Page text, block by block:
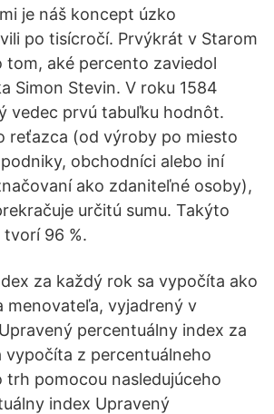
je náš koncept úzko
po tisícročí. Prvýkrát v Starom
tom, aké percento zaviedol
Simon Stevin. V roku 1584
vedec prvú tabuľku hodnôt.
reťazca (od výroby po miesto
obchodníci alebo iní
ako zdaniteľné osoby),
určitú sumu. Takýto
tvorí 96 %.
za každý rok sa vypočíta ako
menovateľa, vyjadrený v
percentuálny index za
vypočíta z percentuálneho
trh pomocou nasledujúceho
index Upravený